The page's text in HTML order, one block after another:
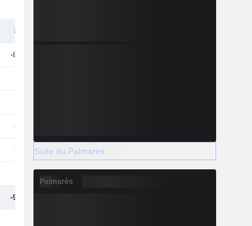
845 M
-84,6 M
-1,3 M
-6,7 M -23,5 M
-97,5 M
Suite du Palmarès
Palmarès